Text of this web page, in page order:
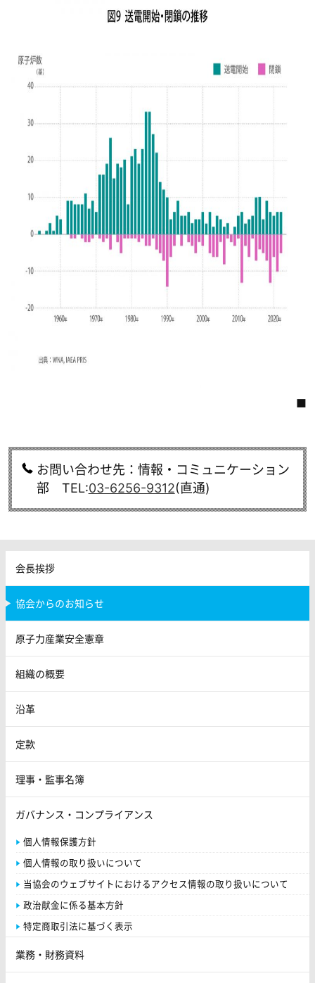
■
お問い合わせ先：情報・コミュニケーション
部 TEL:03-6256-9312(直通)
会長挨拶
協会からのお知らせ
原子力産業安全憲章
組織の概要
沿革
定款
理事・監事名簿
ガバナンス・コンプライアンス
個人情報保護方針
個人情報の取り扱いについて
当協会のウェブサイトにおけるアクセス情報の取り扱いについて
政治献金に係る基本方針
特定商取引法に基づく表示
業務・財務資料